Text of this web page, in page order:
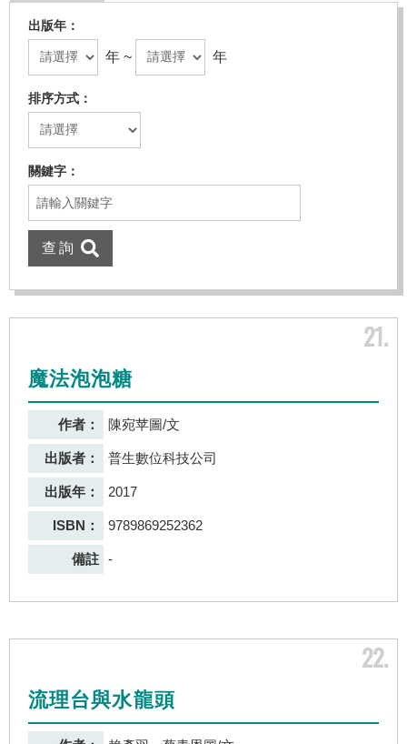
出版年
年 ~ 年
排序方式
關鍵字
21
魔法泡泡糖
作者： 陳宛苹圖/文
出版者： 普生數位科技公司
出版年： 2017
ISBN： 9789869252362
備註 -
22
流理台與水龍頭